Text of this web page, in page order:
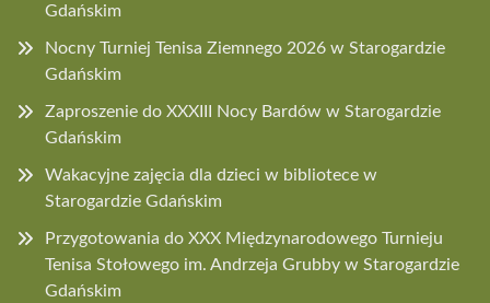
Gdańskim
Nocny Turniej Tenisa Ziemnego 2026 w Starogardzie
Gdańskim
Zaproszenie do XXXIII Nocy Bardów w Starogardzie
Gdańskim
Wakacyjne zajęcia dla dzieci w bibliotece w
Starogardzie Gdańskim
Przygotowania do XXX Międzynarodowego Turnieju
Tenisa Stołowego im. Andrzeja Grubby w Starogardzie
Gdańskim